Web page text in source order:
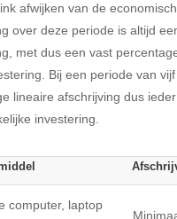
afwijken van de
over deze periode is altijd
met dus een vast
Bij een periode van
lineaire afschrijving dus
investering.
computer, laptop